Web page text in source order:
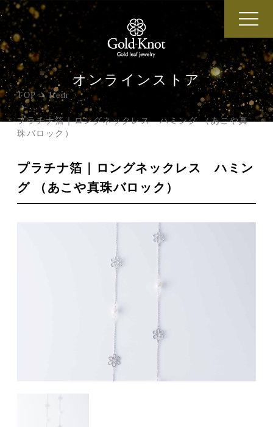
オンラインストア
TOP Item
プラチナ箔｜ロングネックレス ハミング （あこや真
珠バロック）
プラチナ箔｜ロングネックレス ハミン
グ （あこや真珠バロック）